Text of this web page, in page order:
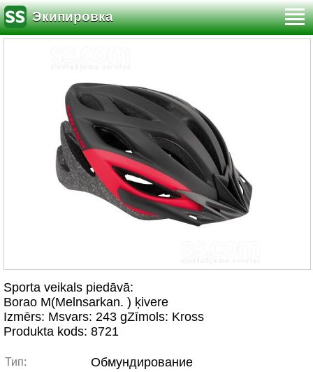
Экипировка
Sporta veikals piedāvā:
Borao M(Melnsarkan. ) ķivere
Izmērs: Msvars: 243 gZīmols: Kross
Produkta kods: 8721
Тип: Обмундирование